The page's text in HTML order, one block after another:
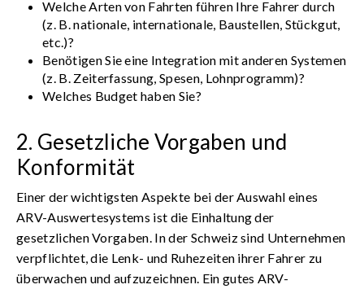
Welche Arten von Fahrten führen Ihre Fahrer durch
(z. B. nationale, internationale, Baustellen, Stückgut,
etc.)?
Benötigen Sie eine Integration mit anderen Systemen
(z. B. Zeiterfassung, Spesen, Lohnprogramm)?
Welches Budget haben Sie?
2. Gesetzliche Vorgaben und
Konformität
Einer der wichtigsten Aspekte bei der Auswahl eines
ARV-Auswertesystems ist die Einhaltung der
gesetzlichen Vorgaben. In der Schweiz sind Unternehmen
verpflichtet, die Lenk- und Ruhezeiten ihrer Fahrer zu
überwachen und aufzuzeichnen. Ein gutes ARV-